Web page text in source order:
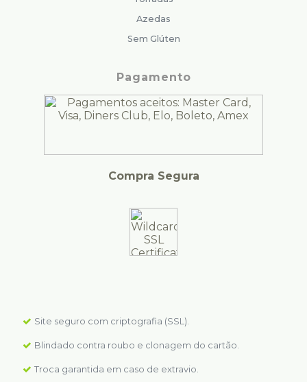
Azedas
Sem Glúten
Pagamento
Compra Segura
Site seguro com criptografia (SSL).
Blindado contra roubo e clonagem do cartão.
Troca garantida em caso de extravio.